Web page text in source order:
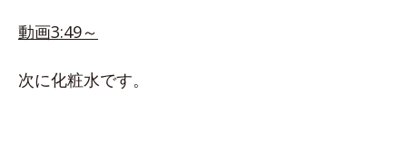
動画3:49～
次に化粧水です。